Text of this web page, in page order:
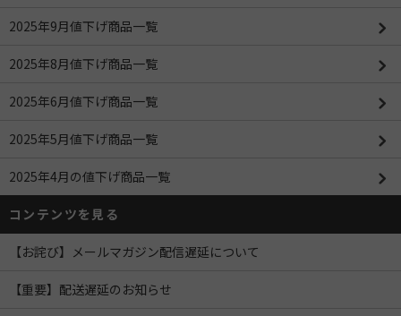
2025年9月値下げ商品一覧
2025年8月値下げ商品一覧
2025年6月値下げ商品一覧
2025年5月値下げ商品一覧
2025年4月の値下げ商品一覧
コンテンツを見る
【お詫び】メールマガジン配信遅延について
【重要】配送遅延のお知らせ